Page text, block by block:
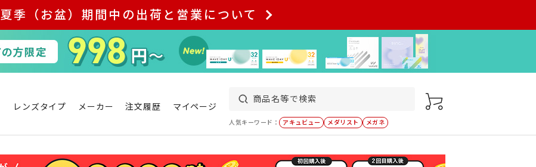
夏季（お盆）期間中の出荷と営業について
レンズタイプ メーカー 注文履歴 マイページ
人気キーワード： アキュビュー メダリスト メガネ